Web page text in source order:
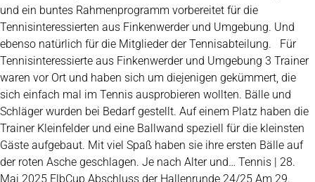
und ein buntes Rahmenprogramm vorbereitet für die
Tennisinteressierten aus Finkenwerder und Umgebung. Und
ebenso natürlich für die Mitglieder der Tennisabteilung. Für
Tennisinteressierte aus Finkenwerder und Umgebung 3 Trainer
waren vor Ort und haben sich um diejenigen gekümmert, die
sich einfach mal im Tennis ausprobieren wollten. Bälle und
Schläger wurden bei Bedarf gestellt. Auf einem Platz haben die
Trainer Kleinfelder und eine Ballwand speziell für die kleinsten
Gäste aufgebaut. Mit viel Spaß haben sie ihre ersten Bälle auf
der roten Asche geschlagen. Je nach Alter und… Tennis | 28.
Mai 2025 ElbCup Abschluss der Hallenrunde 24/25 Am 29.